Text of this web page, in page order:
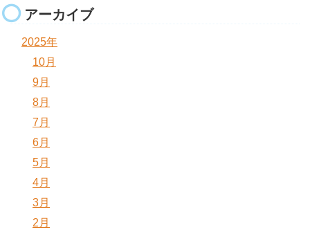
アーカイブ
2025年
10月
9月
8月
7月
6月
5月
4月
3月
2月